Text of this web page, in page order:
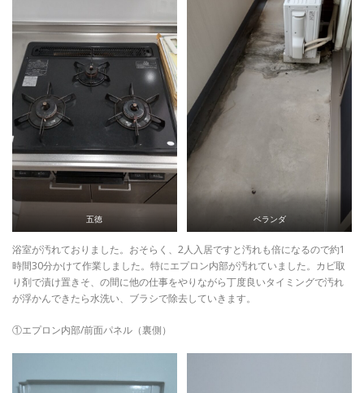
五徳 ベランダ
浴室が汚れておりました。おそらく、2人入居ですと汚れも倍になるので約1
時間30分かけて作業しました。特にエプロン内部が汚れていました。カビ取
り剤で漬け置きそ、の間に他の仕事をやりながら丁度良いタイミングで汚れ
が浮かんできたら水洗い、ブラシで除去していきます。
①エプロン内部/前面パネル（裏側）